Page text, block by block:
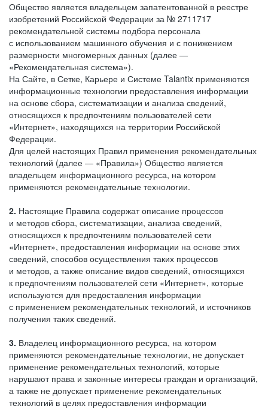
Общество является владельцем запатентованной в реестре
изобретений Российской Федерации за № 2711717
рекомендательной системы подбора персонала
с использованием машинного обучения и с понижением
размерности многомерных данных (далее —
«Рекомендательная система»).
На Сайте, в Сетке, Карьере и Системе Talantix применяются
информационные технологии предоставления информации
на основе сбора, систематизации и анализа сведений,
относящихся к предпочтениям пользователей сети
«Интернет», находящихся на территории Российской
Федерации.
Для целей настоящих Правил применения рекомендательных
технологий (далее — «Правила») Общество является
владельцем информационного ресурса, на котором
применяются рекомендательные технологии.
2. Настоящие Правила содержат описание процессов
и методов сбора, систематизации, анализа сведений,
относящихся к предпочтениям пользователей сети
«Интернет», предоставления информации на основе этих
сведений, способов осуществления таких процессов
и методов, а также описание видов сведений, относящихся
к предпочтениям пользователей сети «Интернет», которые
используются для предоставления информации
с применением рекомендательных технологий, и источников
получения таких сведений.
3. Владелец информационного ресурса, на котором
применяются рекомендательные технологии, не допускает
применение рекомендательных технологий, которые
нарушают права и законные интересы граждан и организаций,
а также не допускает применение рекомендательных
технологий в целях предоставления информации